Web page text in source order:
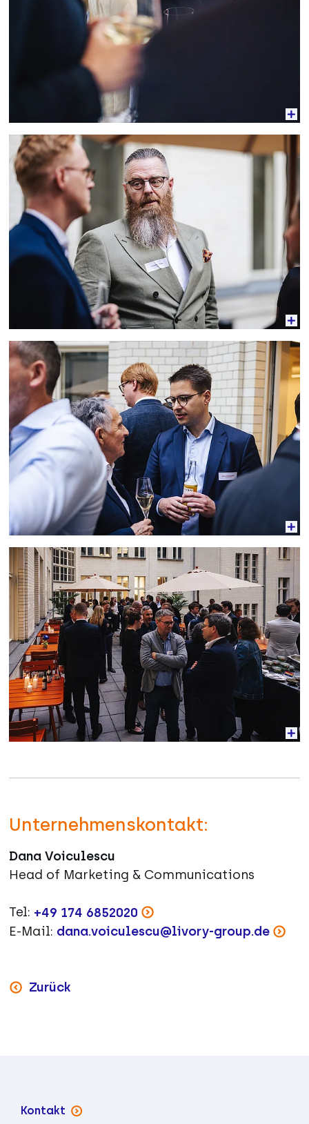
Vergrößerte Ansicht
Vergrößerte Ansicht
Vergrößerte Ansicht
Unternehmenskontakt:
Dana Voiculescu
Head of Marketing & Communications
Tel: +49 174 6852020
E-Mail: dana.voiculescu@livory-group.de
Zurück
Kontakt